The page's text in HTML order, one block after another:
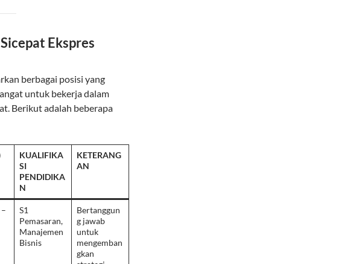
Ekspres
berbagai posisi yang
untuk bekerja dalam
Berikut adalah beberapa
KUALIFIKA
SI
PENDIDIKA
N
KETERANG
AN
S1
Pemasaran,
Manajemen
Bisnis
Bertanggun
g jawab
untuk
mengemban
gkan